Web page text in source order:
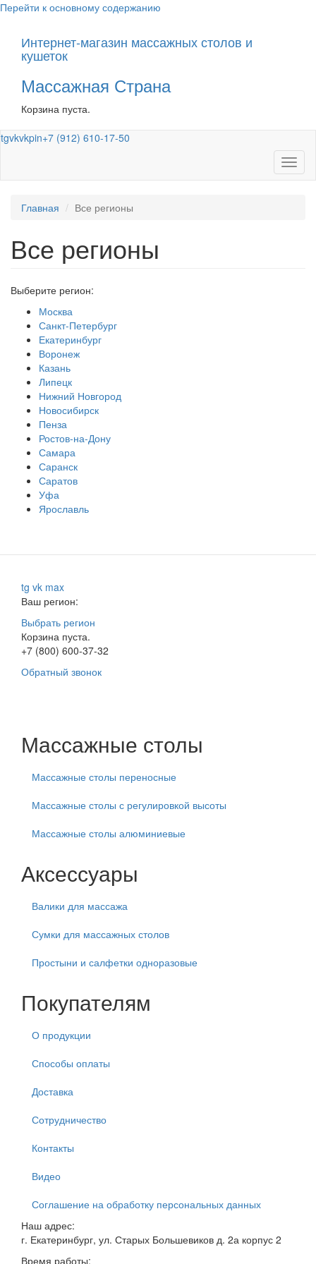
Перейти к основному содержанию
Интернет-магазин массажных столов и
кушеток
Массажная Страна
Корзина пуста.
tgvkvkpin+7 (912) 610-17-50
Главная Все регионы
Все регионы
Выберите регион:
Москва
Санкт-Петербург
Екатеринбург
Воронеж
Казань
Липецк
Нижний Новгород
Новосибирск
Пенза
Ростов-на-Дону
Самара
Саранск
Саратов
Уфа
Ярославль
tg vk max
Ваш регион:
Выбрать регион
Корзина пуста.
+7 (800) 600-37-32
Обратный звонок
Массажные столы
Массажные столы переносные
Массажные столы с регулировкой высоты
Массажные столы алюминиевые
Аксессуары
Валики для массажа
Сумки для массажных столов
Простыни и салфетки одноразовые
Покупателям
О продукции
Способы оплаты
Доставка
Сотрудничество
Контакты
Видео
Соглашение на обработку персональных данных
Наш адрес:
г. Екатеринбург, ул. Старых Большевиков д. 2а корпус 2
Время работы: